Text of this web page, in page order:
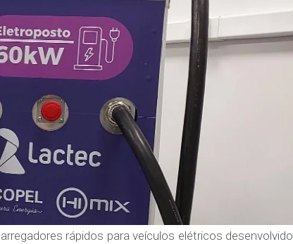
rápidos para veículos elétricos desenvolvido